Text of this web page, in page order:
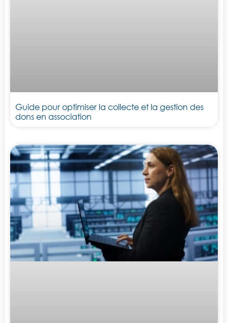
Guide pour optimiser la collecte et la gestion des
dons en association